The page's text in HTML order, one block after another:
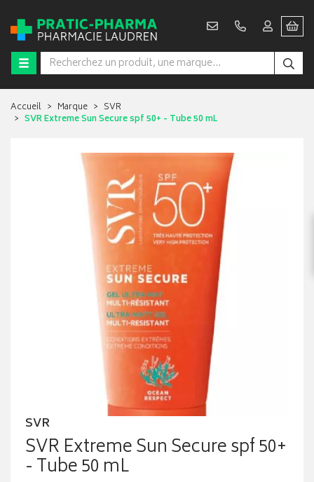
Accueil Marque
SVR
SVR Extreme Sun Secure spf 50+ - Tube 50 mL
SVR
SVR Extreme Sun Secure spf 50+
- Tube 50 mL